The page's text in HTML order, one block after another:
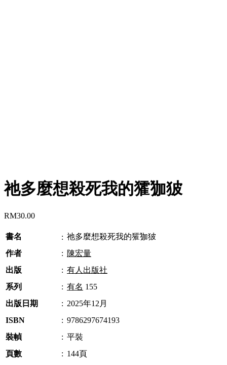
祂多麼想殺死我的㺢㹢狓
RM30.00
書名 : 祂多麼想殺死我的㺢㹢狓
作者
: 陳宏量
出版
: 有人出版社
系列
: 有名 155
出版日期
: 2025年12月
ISBN
: 9786297674193
裝幀
: 平裝
頁數
: 144頁